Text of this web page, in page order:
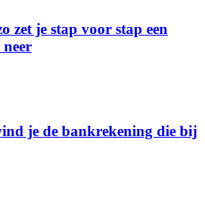
zet je stap voor stap een
neer
je de bankrekening die bij